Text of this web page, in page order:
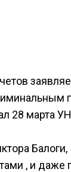
28 марта
, и даже